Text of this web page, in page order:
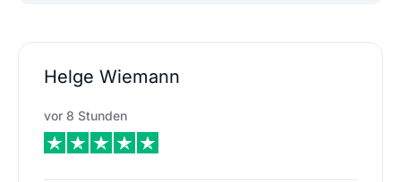
Helge Wiemann
vor 8 Stunden